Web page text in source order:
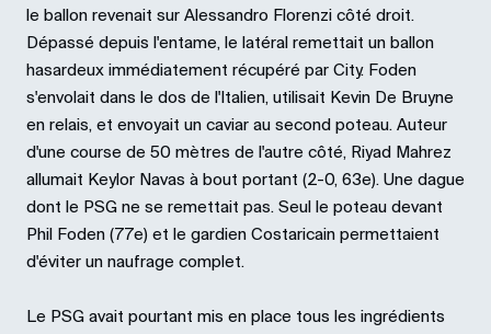
le ballon revenait sur Alessandro Florenzi côté droit.
Dépassé depuis l'entame, le latéral remettait un ballon
hasardeux immédiatement récupéré par City. Foden
s'envolait dans le dos de l'Italien, utilisait Kevin De Bruyne
en relais, et envoyait un caviar au second poteau. Auteur
d'une course de 50 mètres de l'autre côté, Riyad Mahrez
allumait Keylor Navas à bout portant (2-0, 63e). Une dague
dont le PSG ne se remettait pas. Seul le poteau devant
Phil Foden (77e) et le gardien Costaricain permettaient
d'éviter un naufrage complet.
Le PSG avait pourtant mis en place tous les ingrédients